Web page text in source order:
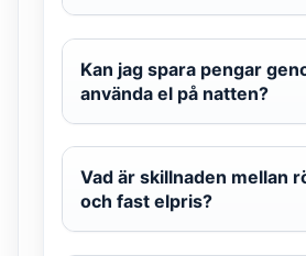
Kan jag spara pengar
använda el på natten?
Vad är skillnaden mellan
och fast elpris?